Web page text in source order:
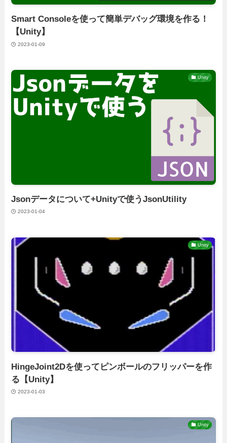
Smart Consoleを使って簡単デバッグ環境を作る！
【Unity】
2023-01-09
Unity
Jsonデータについて+Unityで使うJsonUtility
2023-01-04
Unity
HingeJoint2Dを使ってピンボールのフリッパーを作
る【Unity】
2023-01-03
Unity